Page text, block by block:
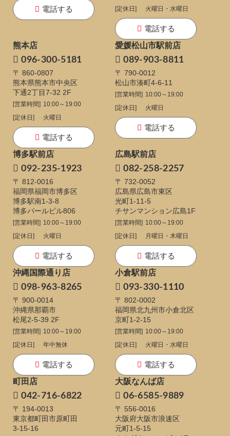
電話する
[定休日]
火曜日・水曜日
電話する
熊本店
096-300-5181
〒 860-0807
熊本県熊本市中央区
下通2丁目7-32 2F
[営業時間] 10:00～19:00
[定休日]
火曜日
電話する
愛媛松山市駅前店
089-903-8811
〒 790-0012
松山市湊町4-6-11
[営業時間] 10:00～19:00
[定休日]
火曜日
電話する
博多駅前店
092-235-1923
〒 812-0016
福岡県福岡市博多区
博多駅南1-3-8
博多パールビル806
[営業時間] 10:00～19:00
[定休日]
火曜日
電話する
広島駅前店
082-258-2257
〒 732-0052
広島県広島市東区
光町1-11-5
チサンマンション広島1F
[営業時間] 10:00～19:00
[定休日]
月曜日・木曜日
電話する
沖縄国際通り店
098-963-8265
〒 900-0014
沖縄県那覇市
松尾2-5-39 2F
[営業時間] 10:00～19:00
[定休日]
年中無休
電話する
小倉駅前店
093-330-1110
〒 802-0002
福岡県北九州市小倉北区
京町1-2-15
[営業時間] 10:00～19:00
[定休日]
火曜日・水曜日
電話する
町田店
042-716-6822
〒 194-0013
東京都町田市原町田
3-15-16
大阪なんば店
06-6585-9889
〒 556-0016
大阪府大阪市浪速区
元町1-5-15